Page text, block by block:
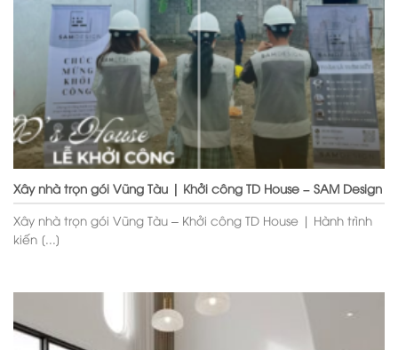
Xây nhà trọn gói Vũng Tàu | Khởi công TD House – SAM Design
Xây nhà trọn gói Vũng Tàu – Khởi công TD House | Hành trình
kiến [...]